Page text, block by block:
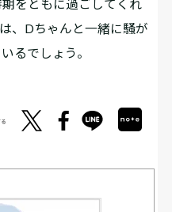
をともに過ごしてくれ
、Dちゃんと一緒に騒が
るでしょう。